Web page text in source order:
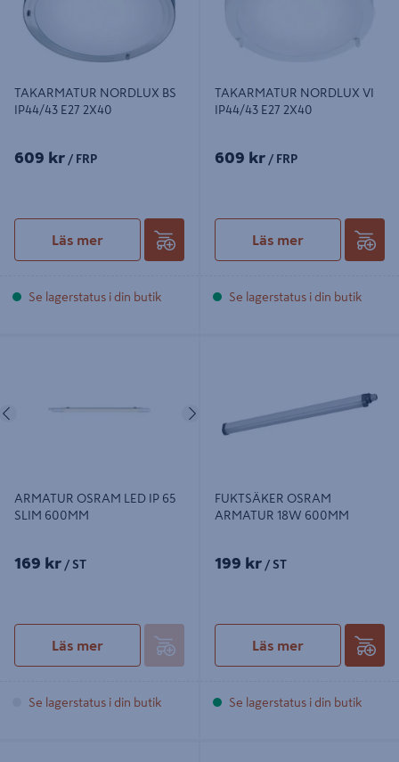
TAKARMATUR NORDLUX BS
IP44/43 E27 2X40
609 kr / FRP
Läs mer
Se lagerstatus i din butik
TAKARMATUR NORDLUX VI
IP44/43 E27 2X40
609 kr / FRP
Läs mer
Se lagerstatus i din butik
Föregående
ARMATUR OSRAM LED IP 65
SLIM 600MM
169 kr / ST
Läs mer
Se lagerstatus i din butik
FUKTSÄKER OSRAM
ARMATUR 18W 600MM
199 kr / ST
Läs mer
Se lagerstatus i din butik